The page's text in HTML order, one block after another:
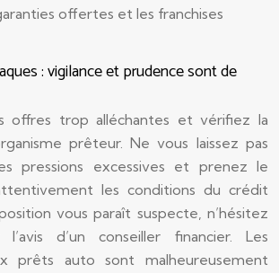
offertes et les franchises
: vigilance et prudence sont de
offres trop alléchantes et vérifiez la
prêteur. Ne vous laissez pas
pressions excessives et prenez le
les conditions du crédit
vous paraît suspecte, n’hésitez
d’un conseiller financier. Les
prêts auto sont malheureusement